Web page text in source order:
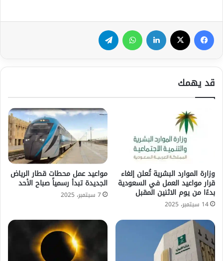
فيسبوك لينكدإن واتساب
قد يهمك
وزارة الموارد البشرية تُعلن إلغاء
قرار مواعيد العمل في السعودية
بدءًا من يوم الاثنين المقبل
14 سبتمبر، 2025
مواعيد عمل محطات قطار الرياض
الجديدة تبدأ رسمياً صباح الأحد
7 سبتمبر، 2025